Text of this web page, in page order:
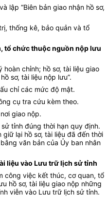
lập “Biên bản giao nhận hồ sơ,
thống kê, bảo quản và tổ
tổ chức thuộc nguồn nộp lưu
hoàn chỉnh; hồ sơ, tài liệu giao
sơ, tài liệu nộp lưu”.
chỉ các mức độ mật.
cụ tra cứu kèm theo.
giao nộp.
tỉnh đúng thời hạn quy định.
lại hồ sơ, tài liệu đã đến thời
văn bản của Ủy ban nhân
liệu vào Lưu trữ lịch sử tỉnh
công việc kết thúc, cơ quan, tổ
hồ sơ, tài liệu giao nộp những
viễn vào Lưu trữ lịch sử tỉnh.